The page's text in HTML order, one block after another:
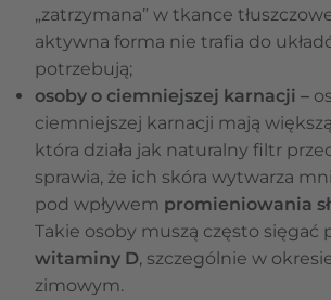
„zatrzymana” w tkance
aktywna forma nie trafia do
potrzebują;
osoby o ciemniejszej karnacji –
ciemniejszej karnacji mają
która działa jak naturalny filtr
sprawia, że ich skóra wytwarza
pod wpływem promieniowania
Takie osoby muszą często sięgać
witaminy D, szczególnie w
zimowym.